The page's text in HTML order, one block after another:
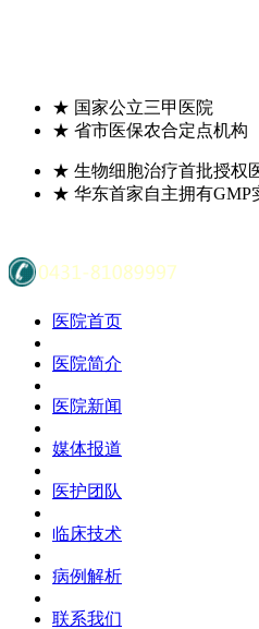
★ 国家公立三甲医院
★ 省市医保农合定点机构
★ 生物细胞治疗首批授权
★ 华东首家自主拥有GMP
医院首页
医院简介
医院新闻
媒体报道
医护团队
临床技术
病例解析
联系我们